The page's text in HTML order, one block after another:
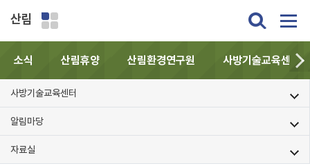
산림
소식 산림휴양 산림환경연구원 사방기술교육센터
사방기술교육센터
알림마당
자료실